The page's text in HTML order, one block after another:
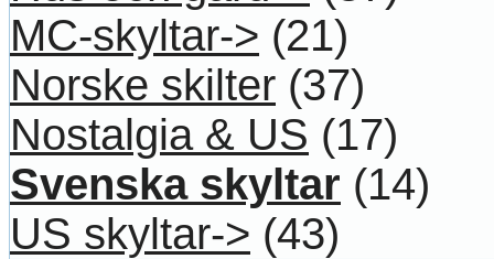
MC-skyltar-> (21)
Norske skilter (37)
Nostalgia & US (17)
Svenska skyltar (14)
US skyltar-> (43)